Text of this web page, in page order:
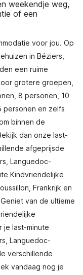
weekendje weg,
of een
voor jou. Op
in Béziers,
een ruime
grotere groepen,
8 personen, 10
personen en zelfs
binnen de
dan onze last-
afgeprijsde
Languedoc-
Kindvriendelijke
Frankrijk en
van de ultieme
je last-minute
Languedoc-
verschillende
vandaag nog je